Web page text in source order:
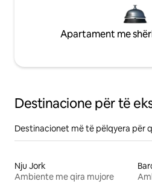
Apartament me
Destinacione për të
Destinacionet më të pëlqyera për
Nju Jork
Ambiente me qira mujore